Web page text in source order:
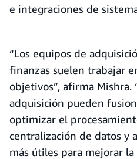
e integraciones de
“Los equipos de
finanzas suelen trabajar
objetivos”, afirma Mishra.
adquisición pueden
optimizar el
centralización de datos y
más útiles para mejorar